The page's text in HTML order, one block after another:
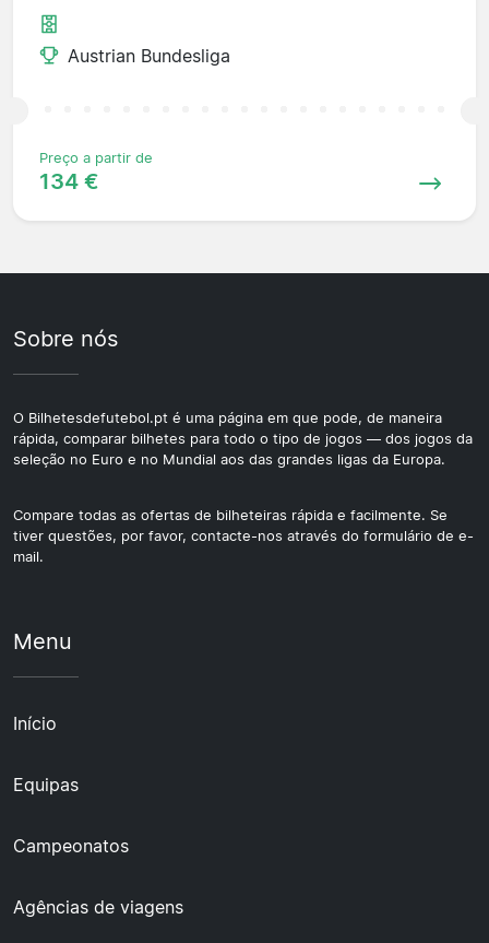
Austrian Bundesliga
Preço a partir de
134 €
Sobre nós
O Bilhetesdefutebol.pt é uma página em que pode, de maneira
rápida, comparar bilhetes para todo o tipo de jogos — dos jogos da
seleção no Euro e no Mundial aos das grandes ligas da Europa.
Compare todas as ofertas de bilheteiras rápida e facilmente. Se
tiver questões, por favor, contacte-nos através do formulário de e-
mail.
Menu
Início
Equipas
Campeonatos
Agências de viagens